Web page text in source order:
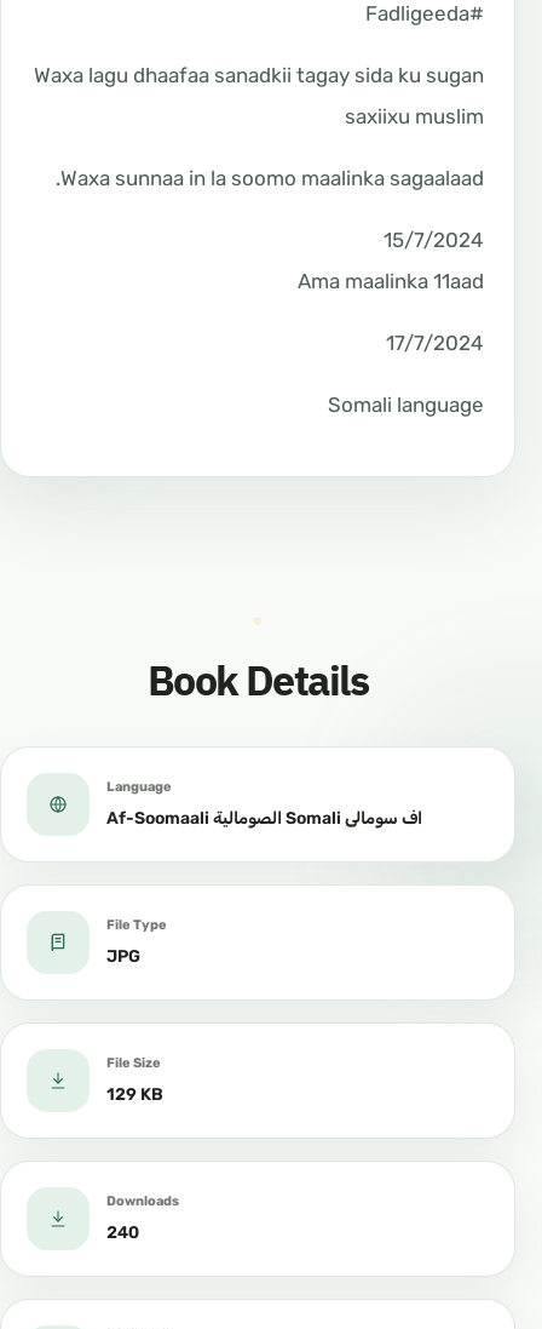
#Fadligeeda
Waxa lagu dhaafaa sanadkii tagay sida ku sugan
saxiixu muslim
Waxa sunnaa in la soomo maalinka sagaalaad.
15/7/2024
Ama maalinka 11aad
17/7/2024
Somali language
Book Details
Language
File Type
JPG
File Size
129 KB
Downloads
240